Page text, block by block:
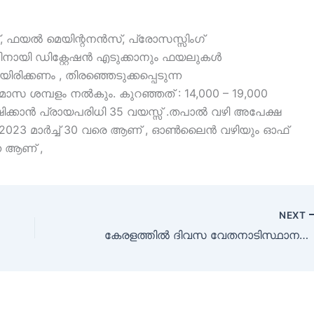
ഫയൽ മെയിന്റനൻസ്, പ്രോസസ്സിംഗ്
ഡിക്റ്റേഷൻ എടുക്കാനും ഫയലുകൾ
, തിരഞ്ഞെടുക്കപ്പെടുന്ന
ശമ്പളം നൽകും. കുറഞ്ഞത് : 14,000 – 19,000
പ്രായപരിധി 35 വയസ്സ് .തപാൽ വഴി അപേക്ഷ
മാർച്ച് 30 വരെ ആണ് , ഓൺലൈൻ വഴിയും ഓഫ്
ആണ് ,
NEXT
കേരളത്തിൽ ദിവസ വേതനാടിസ്ഥാനത്തിൽ ജോലി